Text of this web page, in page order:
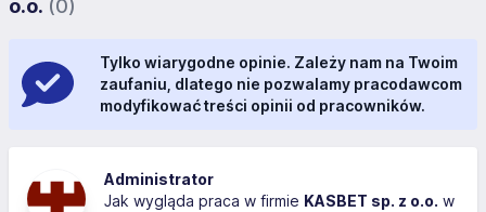
o.o. (0)
Tylko wiarygodne opinie. Zależy nam na Twoim
zaufaniu, dlatego nie pozwalamy pracodawcom
modyfikować treści opinii od pracowników.
Administrator
Jak wygląda praca w firmie KASBET sp. z o.o. w